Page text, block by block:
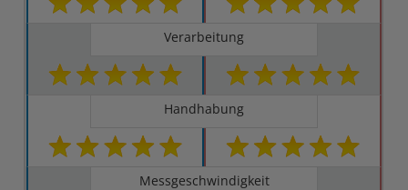
Verarbeitung
Handhabung
Messgeschwindigkeit